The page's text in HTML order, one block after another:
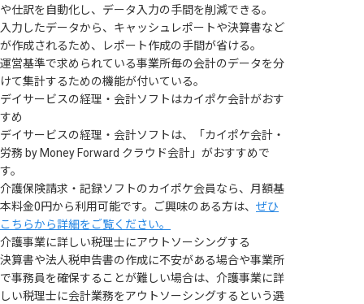
や仕訳を自動化し、データ入力の手間を削減できる。
入力したデータから、キャッシュレポートや決算書など
が作成されるため、レポート作成の手間が省ける。
運営基準で求められている事業所毎の会計のデータを分
けて集計するための機能が付いている。
デイサービスの経理・会計ソフトはカイポケ会計がおす
すめ
デイサービスの経理・会計ソフトは、「カイポケ会計・
労務 by Money Forward クラウド会計」がおすすめで
す。
介護保険請求・記録ソフトのカイポケ会員なら、月額基
本料金0円から利用可能です。ご興味のある方は、 ぜひ
こちらから詳細をご覧ください。
介護事業に詳しい税理士にアウトソーシングする
決算書や法人税申告書の作成に不安がある場合や事業所
で事務員を確保することが難しい場合は、介護事業に詳
しい税理士に会計業務をアウトソーシングするという選